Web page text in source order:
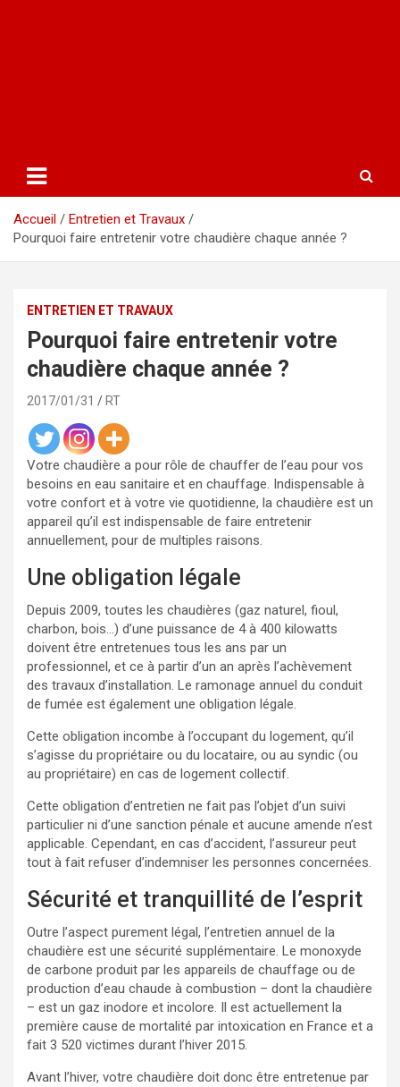
Accueil
Entretien et Travaux
Pourquoi faire entretenir votre chaudière chaque année ?
ENTRETIEN ET TRAVAUX
Pourquoi faire entretenir votre
chaudière chaque année ?
2017/01/31 RT
Votre chaudière a pour rôle de chauffer de l’eau pour vos
besoins en eau sanitaire et en chauffage. Indispensable à
votre confort et à votre vie quotidienne, la chaudière est un
appareil qu’il est indispensable de faire entretenir
annuellement, pour de multiples raisons.
Une obligation légale
Depuis 2009, toutes les chaudières (gaz naturel, fioul,
charbon, bois…) d’une puissance de 4 à 400 kilowatts
doivent être entretenues tous les ans par un
professionnel, et ce à partir d’un an après l’achèvement
des travaux d’installation. Le ramonage annuel du conduit
de fumée est également une obligation légale.
Cette obligation incombe à l’occupant du logement, qu’il
s’agisse du propriétaire ou du locataire, ou au syndic (ou
au propriétaire) en cas de logement collectif.
Cette obligation d’entretien ne fait pas l’objet d’un suivi
particulier ni d’une sanction pénale et aucune amende n’est
applicable. Cependant, en cas d’accident, l’assureur peut
tout à fait refuser d’indemniser les personnes concernées.
Sécurité et tranquillité de l’esprit
Outre l’aspect purement légal, l’entretien annuel de la
chaudière est une sécurité supplémentaire. Le monoxyde
de carbone produit par les appareils de chauffage ou de
production d’eau chaude à combustion – dont la chaudière
– est un gaz inodore et incolore. Il est actuellement la
première cause de mortalité par intoxication en France et a
fait 3 520 victimes durant l’hiver 2015.
Avant l’hiver, votre chaudière doit donc être entretenue par